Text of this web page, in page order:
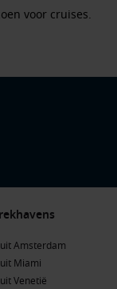
voor cruises.
pittoreske
juni is ideaal
Amsterdam
Miami
Venetië